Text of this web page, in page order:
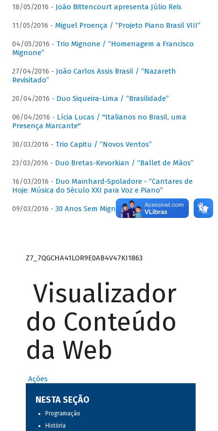
18/05/2016 - João Bittencourt apresenta Júlio Reis
11/05/2016 - Miguel Proença / “Projeto Piano Brasil VIII”
04/05/2016 - Trio Mignone / “Homenagem a Francisco
Mignone”
27/04/2016 - João Carlos Assis Brasil / “Nazareth
Revisitado”
20/04/2016 - Duo Siqueira-Lima / “Brasilidade”
06/04/2016 - Lícia Lucas / "Italianos no Brasil, uma
Presença Marcante"
30/03/2016 - Trio Capitu / “Novos Ventos”
23/03/2016 - Duo Bretas-Kevorkian / “Ballet de Mãos”
16/03/2016 - Duo Mainhard-Spoladore - “Cantares de
Hoje: Música do Século XXI para Voz e Piano”
09/03/2016 - 30 Anos Sem Mignone
Z7_7QGCHA41LOR9E0AB4V47KI1863
Visualizador
do Conteúdo
da Web
Ações
NESTA SEÇÃO
Programação
História